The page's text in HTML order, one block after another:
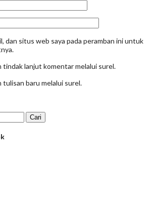
dan situs web saya pada peramban ini untuk
tindak lanjut komentar melalui surel.
tulisan baru melalui surel.